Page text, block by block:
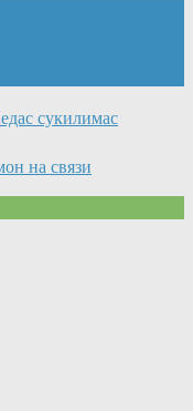
сукилимас
на связи